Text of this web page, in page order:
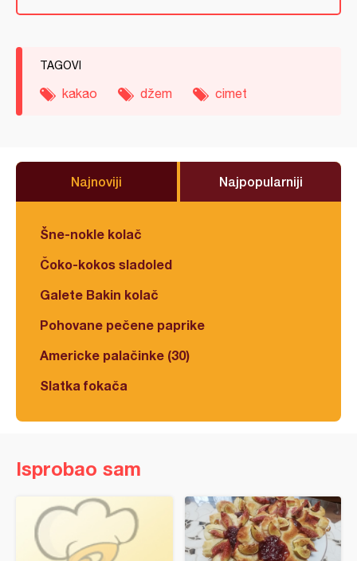
TAGOVI
kakao džem cimet
Najnoviji Najpopularniji
Šne-nokle kolač
Čoko-kokos sladoled
Galete Bakin kolač
Pohovane pečene paprike
Americke palačinke (30)
Slatka fokača
Isprobao sam